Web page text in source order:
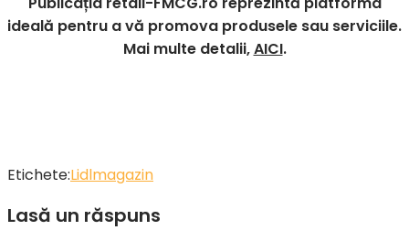
ideală pentru a vă promova produsele sau serviciile.
Mai multe detalii,AICI.
Etichete:Lidlmagazin
Lasă un răspuns